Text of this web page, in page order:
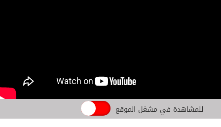
للمشاهدة في مشغل الموقع